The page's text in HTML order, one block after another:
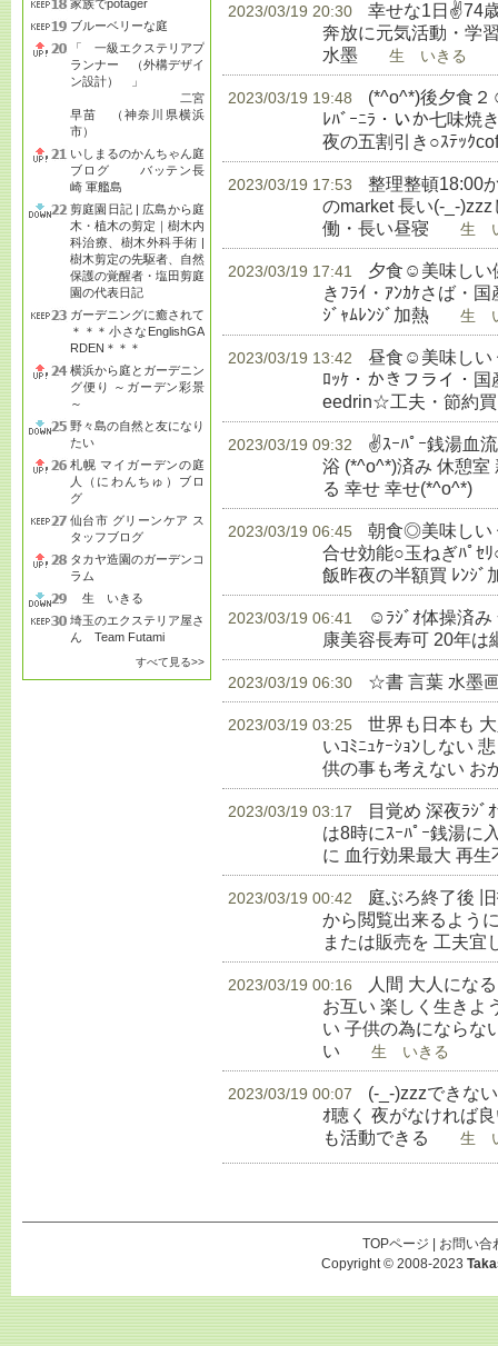
家族でpotager
ブルーベリーな庭
「 一級エクステリアプ
ランナー （外構デザイ
ン設計） 」
二宮
早苗 （神奈川県横浜
市）
いしまるのかんちゃん庭
ブログ バッテン長
崎 軍艦島
剪庭園日記 | 広島から庭
木・植木の剪定｜樹木内
科治療、樹木外科手術 |
樹木剪定の先駆者、自然
保護の覚醒者・塩田剪庭
園の代表日記
ガーデニングに癒されて
＊＊＊小さなEnglishGA
RDEN＊＊＊
横浜から庭とガーデニン
グ便り ～ガーデン彩景
～
野々島の自然と友になり
たい
札幌 マイガーデンの庭
人（にわんちゅ）ブロ
グ
仙台市 グリーンケア ス
タッフブログ
タカヤ造園のガーデンコ
ラム
生 いきる
埼玉のエクステリア屋さ
ん Team Futami
すべて見る>>
2023/03/19 20:30
幸せな1日✌74
奔放に元気活動・学
水墨 生 いきる
2023/03/19 19:48
(*^o^*)後夕食
ﾚﾊﾞｰﾆﾗ・いか七味焼
夜の五割引き○ｽﾃｯｸ
2023/03/19 17:53
整理整頓18:00
のmarket 長い(-_-
働・長い昼寝 生 い
2023/03/19 17:41
夕食☺美味しい
きﾌﾗｲ・ｱﾝｶｹさば・
ｼﾞｬﾑﾚﾝｼﾞ加熱 生 い
2023/03/19 13:42
昼食☺美味しい
ﾛｯｹ・かきフライ・国
eedrin☆工夫・節約買
2023/03/19 09:32
✌ｽｰﾊﾟｰ銭湯血
浴 (*^o^*)済み 休憩室
る 幸せ 幸せ(*^o^*)
2023/03/19 06:45
朝食◎美味しい
合せ効能○玉ねぎﾊﾟｾ
飯昨夜の半額買 ﾚﾝｼﾞ
2023/03/19 06:41
☺ﾗｼﾞｵ体操済み
康美容長寿可 20年は
2023/03/19 06:30 ☆書 言葉 水墨
2023/03/19 03:25
世界も日本も
いｺﾐﾆｭｹｰｼｮﾝしない
供の事も考えない お
2023/03/19 03:17
目覚め 深夜ﾗｼﾞ
は8時にｽｰﾊﾟｰ銭湯に
に 血行効果最大 再
2023/03/19 00:42
庭ぶろ終了後
から閲覧出来るよう
または販売を 工夫宜
2023/03/19 00:16
人間 大人にな
お互い 楽しく生きよ
い 子供の為にならな
い 生 いきる
2023/03/19 00:07
(-_-)zzzできな
ｵ聴く 夜がなければ
も活動できる
生 い
TOPページ
お問い合
Copyright © 2008-2023